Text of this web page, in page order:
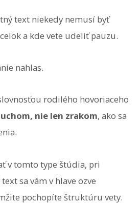
text niekedy nemusí byť
a kde vete udeliť pauzu.
nahlas.
rodilého hovoriaceho
nie len zrakom, ako sa
v tomto type štúdia, pri
sa vám v hlave ozve
pochopíte štruktúru vety.